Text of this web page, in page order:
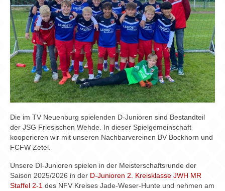
Die im TV Neuenburg spielenden D-Junioren sind Bestandteil
der JSG Friesischen Wehde. In dieser Spielgemeinschaft
kooperieren wir mit unseren Nachbarvereinen BV Bockhorn und
FCFW Zetel.
Unsere DI-Junioren spielen in der Meisterschaftsrunde der
Saison 2025/2026 in der D-Junioren 2. Kreisklasse JWH MR
Staffel 2-1 des NFV Kreises Jade-Weser-Hunte und nehmen am